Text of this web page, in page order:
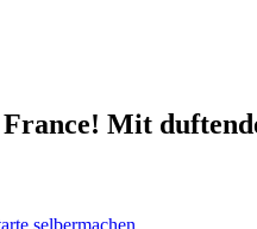
France! Mit